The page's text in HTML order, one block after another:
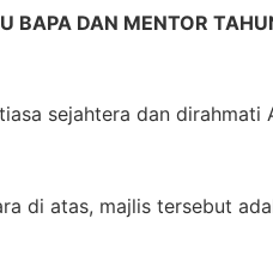
BAPA DAN MENTOR
sejahtera dan dirahmati
di atas, majlis tersebut